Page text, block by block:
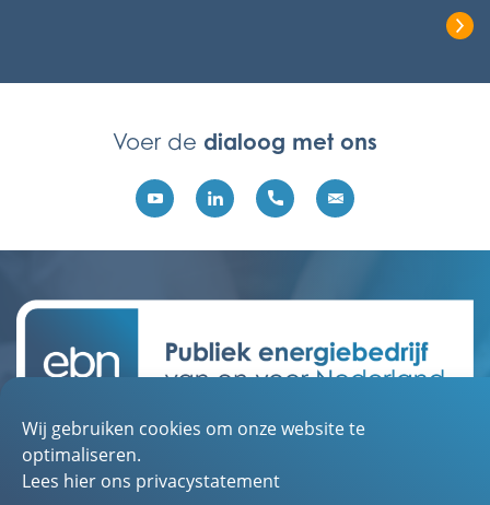
Wij gebruiken cookies om onze website te
optimaliseren.
Lees hier ons privacystatement
Voer de dialoog met ons
Contact
Over EBN